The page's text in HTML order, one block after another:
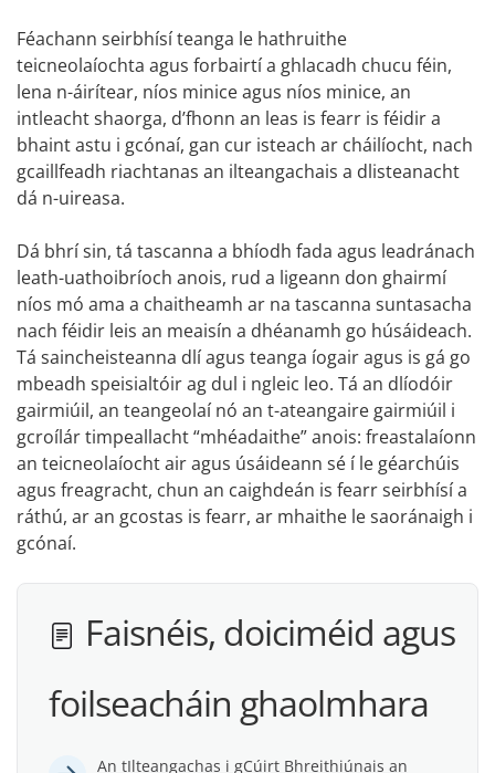
Féachann seirbhísí teanga le hathruithe
teicneolaíochta agus forbairtí a ghlacadh chucu féin,
lena n-áirítear, níos minice agus níos minice, an
intleacht shaorga, d’fhonn an leas is fearr is féidir a
bhaint astu i gcónaí, gan cur isteach ar cháilíocht, nach
gcaillfeadh riachtanas an ilteangachais a dlisteanacht
dá n-uireasa.
Dá bhrí sin, tá tascanna a bhíodh fada agus leadránach
leath-uathoibríoch anois, rud a ligeann don ghairmí
níos mó ama a chaitheamh ar na tascanna suntasacha
nach féidir leis an meaisín a dhéanamh go húsáideach.
Tá saincheisteanna dlí agus teanga íogair agus is gá go
mbeadh speisialtóir ag dul i ngleic leo. Tá an dlíodóir
gairmiúil, an teangeolaí nó an t-ateangaire gairmiúil i
gcroílár timpeallacht “mhéadaithe” anois: freastalaíonn
an teicneolaíocht air agus úsáideann sé í le géarchúis
agus freagracht, chun an caighdeán is fearr seirbhísí a
ráthú, ar an gcostas is fearr, ar mhaithe le saoránaigh i
gcónaí.
Faisnéis, doiciméid agus
foilseacháin ghaolmhara
An tIlteangachas i gCúirt Bhreithiúnais an